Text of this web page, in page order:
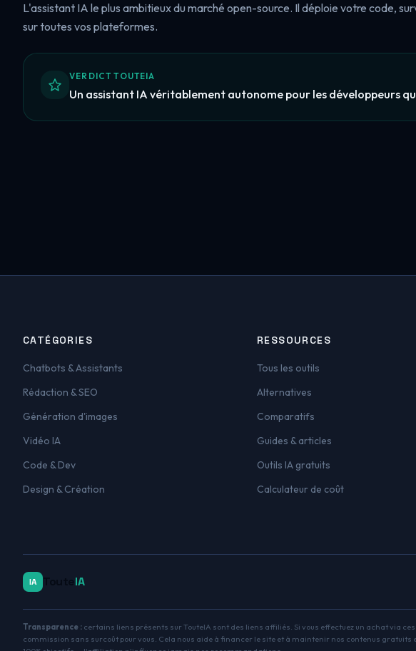
L'assistant IA le plus ambitieux du marché open-source. Il déploie votre code,
sur toutes vos plateformes.
VERDICT TOUTEIA
Un assistant IA véritablement autonome pour les développeurs
CATÉGORIES
Chatbots & Assistants
Rédaction & SEO
Génération d'images
Vidéo IA
Code & Dev
Design & Création
RESSOURCES
Tous les outils
Alternatives
Comparatifs
Guides & articles
Outils IA gratuits
Calculateur de coût
IA IA
Transparence : certains liens présents sur TouteIA sont des liens affiliés. Si vous effectuez un achat via
commission sans surcoût pour vous. Cela nous aide à financer le site et à maintenir nos contenus